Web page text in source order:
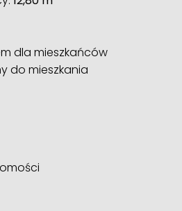
dla mieszkańców
do mieszkania